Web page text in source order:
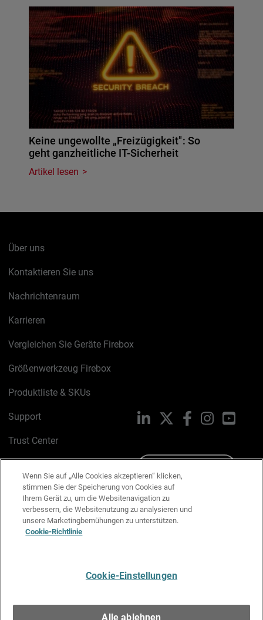
Keine ungewollte „Freizügigkeit": So
geht ganzheitliche IT-Sicherheit
Artikel lesen
Über uns
Kontaktieren Sie uns
Nachrichtenraum
Karrieren
Vergleichen Sie Geräte Firebox
Größenwerkzeug Firebox
Produktliste & SKUs
Support
Trust Center
Cookie-Richtlinie
Datenschutzrichtlinie
Media & Brand Kit
LinkedIn FacebookInstagram
Wenn Sie auf „Alle Cookies akzeptieren“ klicken,
stimmen Sie der Speicherung von Cookies auf
Ihrem Gerät zu, um die Websitenavigation zu
verbessern, die Websitenutzung zu analysieren und
unsere Marketingbemühungen zu unterstützen.
Cookie-Richtlinie
Cookie-Einstellungen
Alle ablehnen